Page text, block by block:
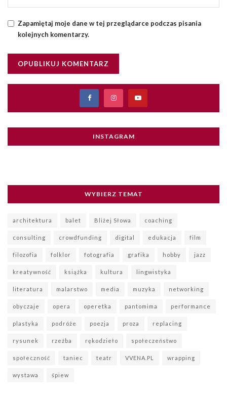
Zapamiętaj moje dane w tej przeglądarce podczas pisania
kolejnych komentarzy.
INSTAGRAM
WYBIERZ TEMAT
architektura balet Bliżej Słowa coaching
consulting crowdfunding digital edukacja film
filozofia folklor fotografia grafika hobby jazz
kreatywność książka kultura lingwistyka
literatura malarstwo media muzyka networking
obyczaje opera operetka pantomima performance
plastyka podróże poezja proza replacing
rysunek rzeźba rękodzieło społeczeństwo
społeczność taniec teatr VVENA.PL wrapping
wystawa śpiew